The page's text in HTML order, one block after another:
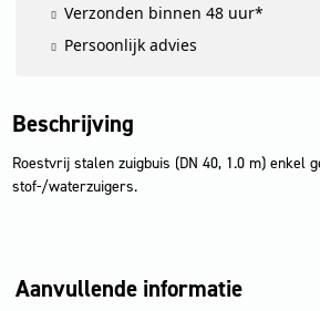
NT
aantal
Verzonden binnen 48 uur*
Persoonlijk advies
Beschrijving
Roestvrij stalen zuigbuis (DN 40, 1.0 m) enkel
stof-/waterzuigers.
Aanvullende informatie